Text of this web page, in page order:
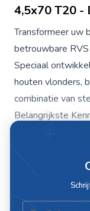
4,5x70 T20 -
Transformeer uw
betrouwbare
Speciaal
houten vlonders,
combinatie van
Belangrijkste
roestvrij staal
Zelftappende
punt die
Email